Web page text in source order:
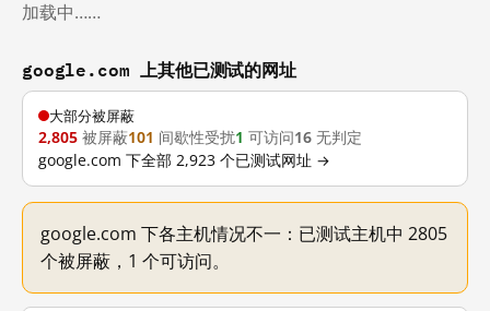
加载中……
google.com 上其他已测试的网址
大部分被屏蔽
2,805 被屏蔽101 间歇性受扰1 可访问16 无判定
google.com 下全部 2,923 个已测试网址 →
google.com 下各主机情况不一：已测试主机中 2805
个被屏蔽，1 个可访问。